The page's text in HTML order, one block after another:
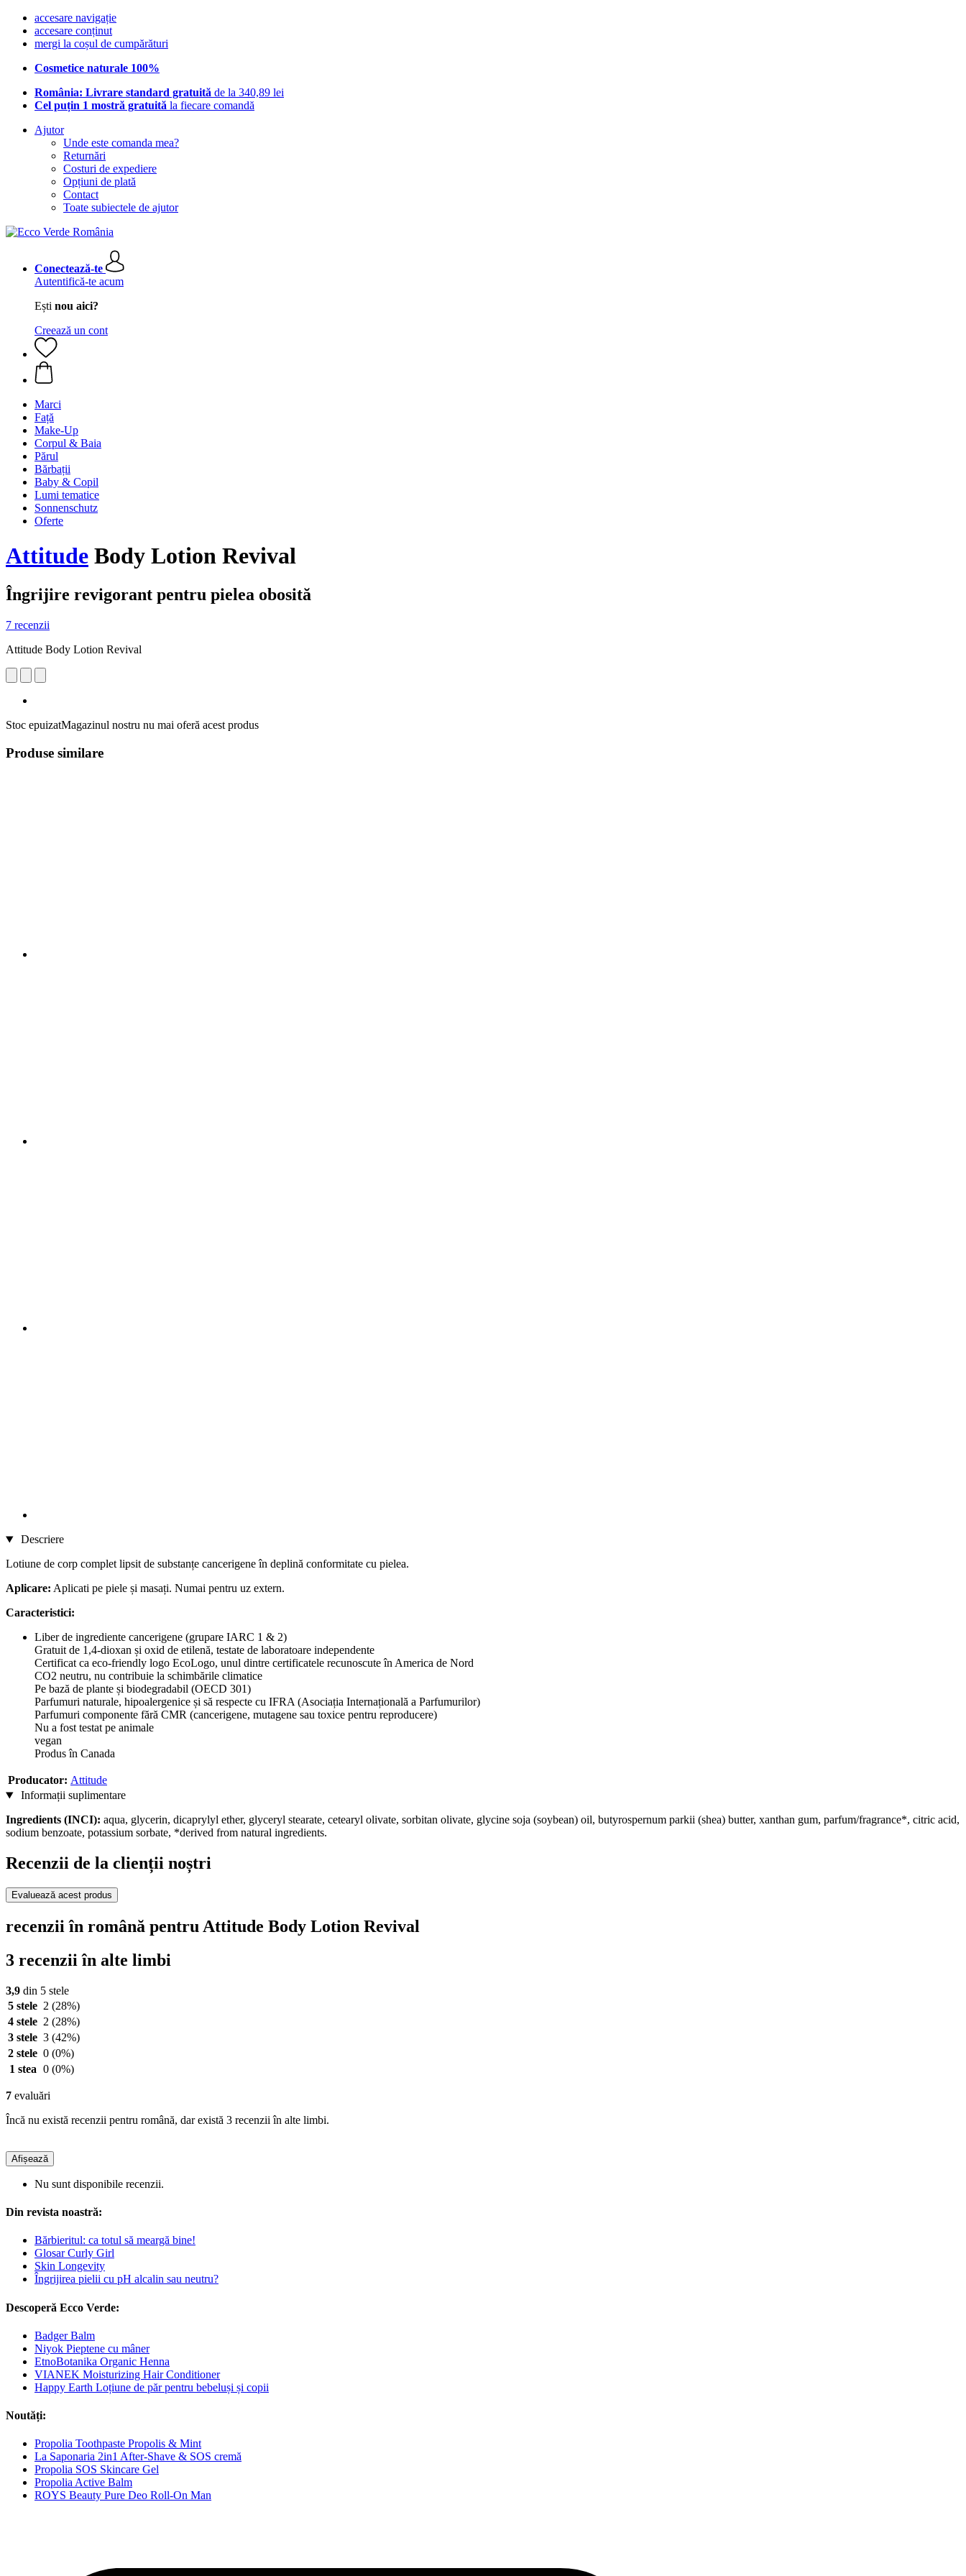
accesare navigație
accesare conținut
mergi la coșul de cumpărături
Cosmetice naturale 100%
România: Livrare standard gratuită de la 340,89 lei
Cel puțin 1 mostră gratuită la fiecare comandă
Ajutor
Unde este comanda mea?
Returnări
Costuri de expediere
Opțiuni de plată
Contact
Toate subiectele de ajutor
Conectează-te
Autentifică-te acum
Ești nou aici?
Creează un cont
Marci
Față
Make-Up
Corpul & Baia
Părul
Bărbații
Baby & Copil
Lumi tematice
Sonnenschutz
Oferte
Attitude Body Lotion Revival
Îngrijire revigorant pentru pielea obosită
7 recenzii
Attitude Body Lotion Revival
Stoc epuizatMagazinul nostru nu mai oferă acest produs
Produse similare
Descriere
Lotiune de corp complet lipsit de substanțe cancerigene în deplină conformitate cu pielea.
Aplicare: Aplicati pe piele și masați. Numai pentru uz extern.
Caracteristici:
Liber de ingrediente cancerigene (grupare IARC 1 & 2)
Gratuit de 1,4-dioxan și oxid de etilenă, testate de laboratoare independente
Certificat ca eco-friendly logo EcoLogo, unul dintre certificatele recunoscute în America de Nord
CO2 neutru, nu contribuie la schimbările climatice
Pe bază de plante și biodegradabil (OECD 301)
Parfumuri naturale, hipoalergenice și să respecte cu IFRA (Asociația Internațională a Parfumurilor)
Parfumuri componente fără CMR (cancerigene, mutagene sau toxice pentru reproducere)
Nu a fost testat pe animale
vegan
Produs în Canada
Producator: Attitude
Informații suplimentare
Ingredients (INCI): aqua, glycerin, dicaprylyl ether, glyceryl stearate, cetearyl olivate, sorbitan olivate, glycine soja (soybean) oil, butyrospernum parkii (shea) butter, xanthan gum, parfum/fragrance*, citric acid,
sodium benzoate, potassium sorbate, *derived from natural ingredients.
Recenzii de la clienții noștri
Evaluează acest produs
recenzii în română pentru Attitude Body Lotion Revival
3 recenzii în alte limbi
3,9 din 5 stele
5 stele 2 (28%)
4 stele 2 (28%)
3 stele 3 (42%)
2 stele 0 (0%)
1 stea 0 (0%)
7 evaluări
Încă nu există recenzii pentru română, dar există 3 recenzii în alte limbi.
Afișează
Nu sunt disponibile recenzii.
Din revista noastră:
Bărbieritul: ca totul să meargă bine!
Glosar Curly Girl
Skin Longevity
Îngrijirea pielii cu pH alcalin sau neutru?
Descoperă Ecco Verde:
Badger Balm
Niyok Pieptene cu mâner
EtnoBotanika Organic Henna
VIANEK Moisturizing Hair Conditioner
Happy Earth Loțiune de păr pentru bebeluși și copii
Noutăți:
Propolia Toothpaste Propolis & Mint
La Saponaria 2in1 After-Shave & SOS cremă
Propolia SOS Skincare Gel
Propolia Active Balm
ROYS Beauty Pure Deo Roll-On Man